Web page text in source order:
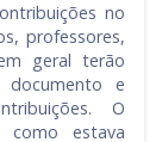
no
professores,
geral terão
e
O
como estava